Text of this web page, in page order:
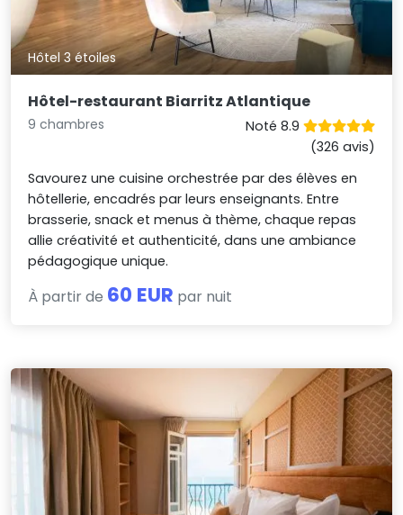
Hôtel 3 étoiles
Hôtel-restaurant Biarritz Atlantique
9 chambres
Noté 8.9
(326 avis)
Savourez une cuisine orchestrée par des élèves en
hôtellerie, encadrés par leurs enseignants. Entre
brasserie, snack et menus à thème, chaque repas
allie créativité et authenticité, dans une ambiance
pédagogique unique.
À partir de 60 EUR par nuit